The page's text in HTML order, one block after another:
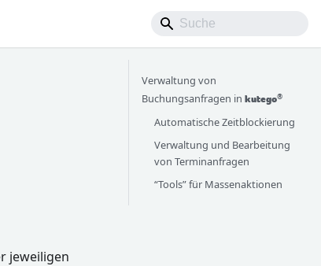
jeweiligen
Verwaltung von
Buchungsanfragen in kutego®
Automatische Zeitblockierung
Verwaltung und Bearbeitung
von Terminanfragen
“Tools” für Massenaktionen